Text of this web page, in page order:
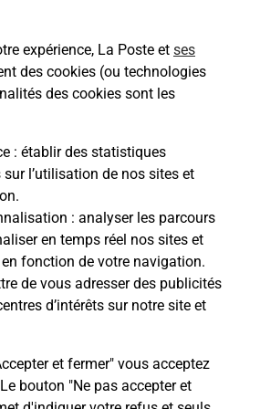
expérience, La Poste et ses
des cookies (ou technologies
des cookies sont les
: établir des statistiques
l’utilisation de nos sites et
: analyser les parcours
en temps réel nos sites et
fonction de votre navigation.
de vous adresser des publicités
d’intérêts sur notre site et
et fermer" vous acceptez
bouton "Ne pas accepter et
24